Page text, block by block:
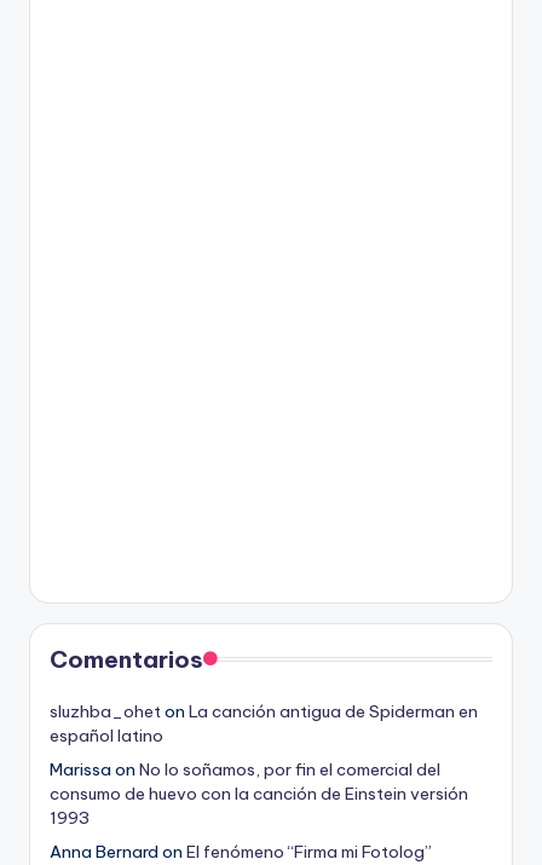
Comentarios
sluzhba_oheton La canción antigua de Spiderman en
español latino
Marissa on No lo soñamos, por fin el comercial del
consumo de huevo con la canción de Einstein versión
1993
Anna Bernard on El fenómeno “Firma mi Fotolog”